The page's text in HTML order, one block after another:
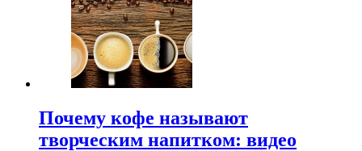
Почему кофе называют
творческим напитком: видео